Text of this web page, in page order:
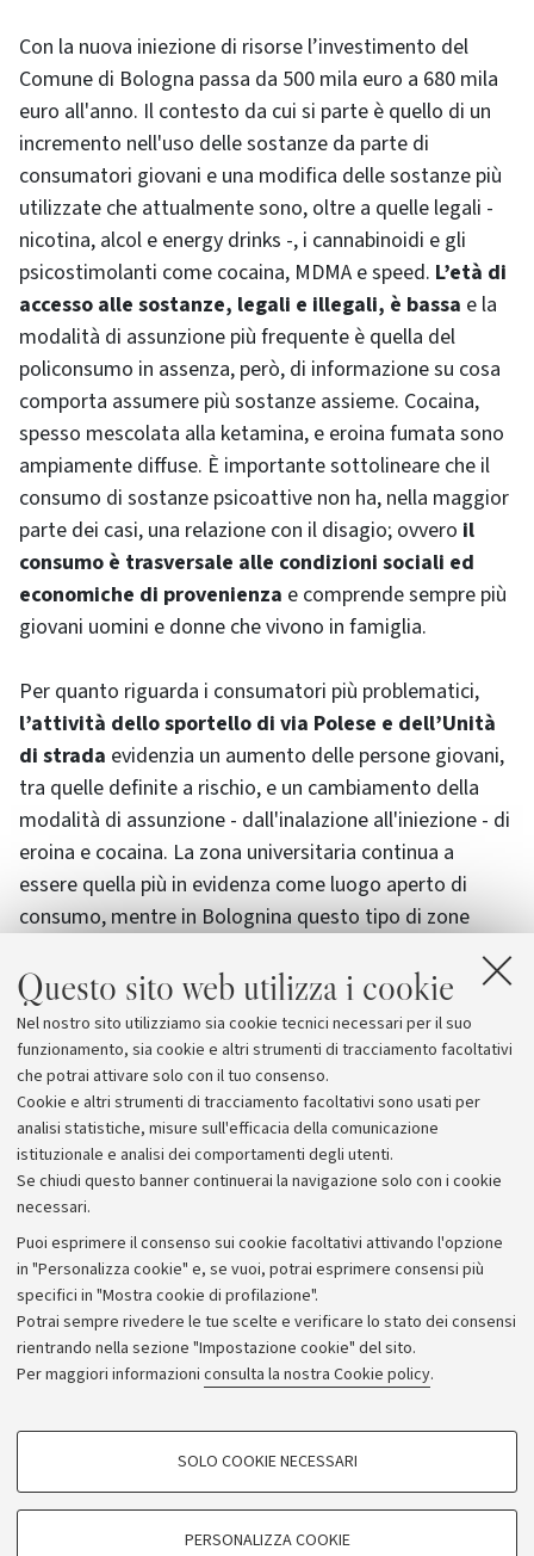
Questo sito web utilizza i cookie
Nel nostro sito utilizziamo sia cookie tecnici necessari per il suo
funzionamento, sia cookie e altri strumenti di tracciamento facoltativi
che potrai attivare solo con il tuo consenso.
Cookie e altri strumenti di tracciamento facoltativi sono usati per
analisi statistiche, misure sull'efficacia della comunicazione
istituzionale e analisi dei comportamenti degli utenti.
Se chiudi questo banner continuerai la navigazione solo con i cookie
necessari.
Puoi esprimere il consenso sui cookie facoltativi attivando l'opzione
in "Personalizza cookie" e, se vuoi, potrai esprimere consensi più
specifici in "Mostra cookie di profilazione".
Potrai sempre rivedere le tue scelte e verificare lo stato dei consensi
rientrando nella sezione "Impostazione cookie" del sito.
Per maggiori informazioni consulta la nostra Cookie policy.
COOKIE DI PROFILAZIONE - FACOLTATIVI
SOLO COOKIE NECESSARI
PERSONALIZZA COOKIE
Con la nuova iniezione di risorse l’investimento del
Comune di Bologna passa da 500 mila euro a 680 mila
euro all'anno. Il contesto da cui si parte è quello di un
incremento nell'uso delle sostanze da parte di
consumatori giovani e una modifica delle sostanze più
utilizzate che attualmente sono, oltre a quelle legali -
nicotina, alcol e energy drinks -, i cannabinoidi e gli
psicostimolanti come cocaina, MDMA e speed. L’età di
accesso alle sostanze, legali e illegali, è bassa e la
modalità di assunzione più frequente è quella del
policonsumo in assenza, però, di informazione su cosa
comporta assumere più sostanze assieme. Cocaina,
spesso mescolata alla ketamina, e eroina fumata sono
ampiamente diffuse. È importante sottolineare che il
consumo di sostanze psicoattive non ha, nella maggior
parte dei casi, una relazione con il disagio; ovvero il
consumo è trasversale alle condizioni sociali ed
economiche di provenienza e comprende sempre più
giovani uomini e donne che vivono in famiglia.
Per quanto riguarda i consumatori più problematici,
l’attività dello sportello di via Polese e dell’Unità
di strada evidenzia un aumento delle persone giovani,
tra quelle definite a rischio, e un cambiamento della
modalità di assunzione - dall'inalazione all'iniezione - di
eroina e cocaina. La zona universitaria continua a
essere quella più in evidenza come luogo aperto di
consumo, mentre in Bolognina questo tipo di zone
dismessi come la Casaralta. Si stima che esista una
diffusa abitudine di consumare all'interno delle
abitazioni, in luoghi quindi che sono al riparo da
qualsiasi evidenza.
Archivio
Comunicati stampa
Redazione
Rassegna stampa
© Copyright 2026 - ALMA MATER STUDIORUM - Università di